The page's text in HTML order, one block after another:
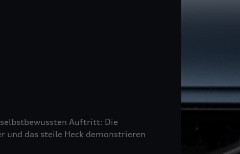
Auftritt: Die
und das steile Heck demonstrieren